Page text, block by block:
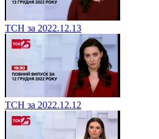
ТСН за 2022.12.13
ТСН за 2022.12.12